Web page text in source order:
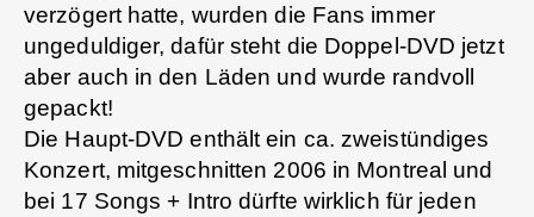
verzögert hatte, wurden die Fans immer
ungeduldiger, dafür steht die Doppel-DVD jetzt
aber auch in den Läden und wurde randvoll
gepackt!
Die Haupt-DVD enthält ein ca. zweistündiges
Konzert, mitgeschnitten 2006 in Montreal und
bei 17 Songs + Intro dürfte wirklich für jeden